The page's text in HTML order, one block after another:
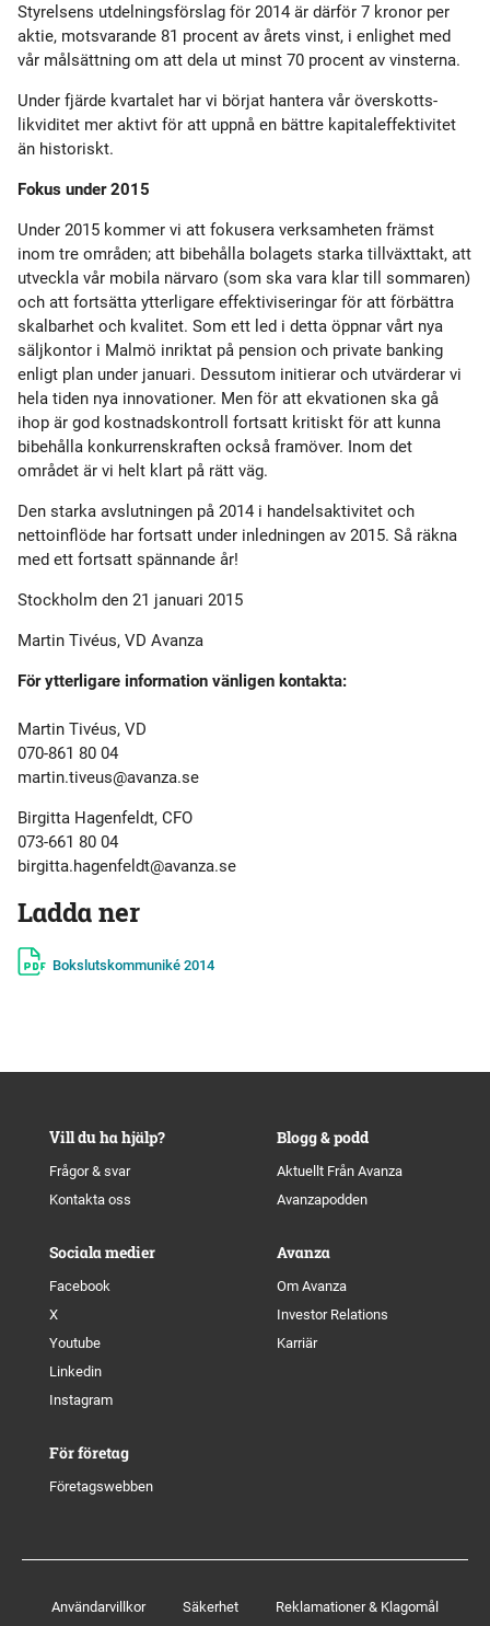
Styrelsens utdelningsförslag för 2014 är därför 7 kronor per
aktie, motsvarande 81 procent av årets vinst, i enlighet med
vår målsättning om att dela ut minst 70 procent av vinsterna.
Under fjärde kvartalet har vi börjat hantera vår överskotts-
likviditet mer aktivt för att uppnå en bättre kapitaleffektivitet
än historiskt.
Fokus under 2015
Under 2015 kommer vi att fokusera verksamheten främst
inom tre områden; att bibehålla bolagets starka tillväxttakt, att
utveckla vår mobila närvaro (som ska vara klar till sommaren)
och att fortsätta ytterligare effektiviseringar för att förbättra
skalbarhet och kvalitet. Som ett led i detta öppnar vårt nya
säljkontor i Malmö inriktat på pension och private banking
enligt plan under januari. Dessutom initierar och utvärderar vi
hela tiden nya innovationer. Men för att ekvationen ska gå
ihop är god kostnadskontroll fortsatt kritiskt för att kunna
bibehålla konkurrenskraften också framöver. Inom det
området är vi helt klart på rätt väg.
Den starka avslutningen på 2014 i handelsaktivitet och
nettoinflöde har fortsatt under inledningen av 2015. Så räkna
med ett fortsatt spännande år!
Stockholm den 21 januari 2015
Martin Tivéus, VD Avanza
För ytterligare information vänligen kontakta:
Martin Tivéus, VD
070-861 80 04
martin.tiveus@avanza.se
Birgitta Hagenfeldt, CFO
073­-661 80 04
birgitta.hagenfeldt@avanza.se
Ladda ner
Bokslutskommuniké 2014
Vill du ha hjälp?
Frågor & svar
Kontakta oss
Blogg & podd
Aktuellt Från Avanza
Avanzapodden
Sociala medier
Facebook
X
Youtube
Linkedin
Instagram
Avanza
Om Avanza
Investor Relations
Karriär
För företag
Företagswebben
Användarvillkor Säkerhet Reklamationer & Klagomål